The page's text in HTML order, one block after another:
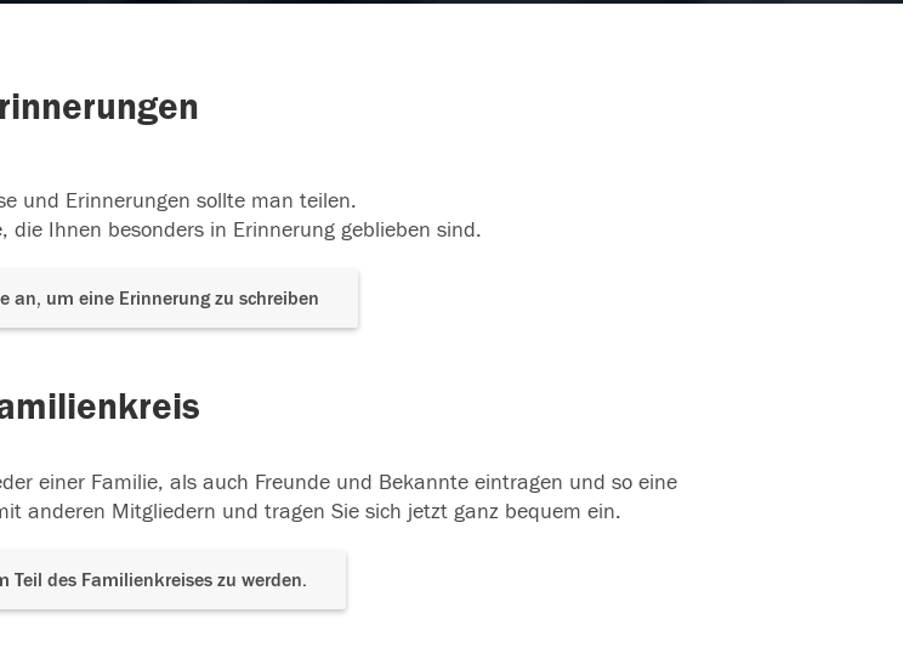
und Erinnerungen sollte man teilen.
die Ihnen besonders in Erinnerung geblieben sind.
an, um eine Erinnerung zu schreiben
einer Familie, als auch Freunde und Bekannte eintragen und so eine
anderen Mitgliedern und tragen Sie sich jetzt ganz bequem ein.
Teil des Familienkreises zu werden.